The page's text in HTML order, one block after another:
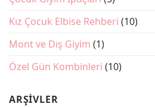
Kız Çocuk Elbise Rehberi (10)
Mont ve Dış Giyim (1)
Özel Gün Kombinleri (10)
ARŞIVLER